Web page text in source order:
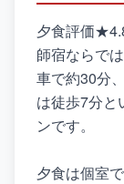
夕食評価
師宿ならで
車で約30分
は徒歩7分と
ンです。
夕食は個室